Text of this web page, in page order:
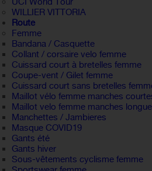
WILLIER VITTORIA
Route
Femme
Bandana / Casquette
Collant / corsaire velo femme
Cuissard court à bretelles femme
Coupe-vent / Gilet femme
Cuissard court sans bretelles
Maillot vélo femme manches
Maillot velo femme manches
Manchettes / Jambieres
Masque COVID19
Gants été
Gants hiver
Sous-vêtements cyclisme femme